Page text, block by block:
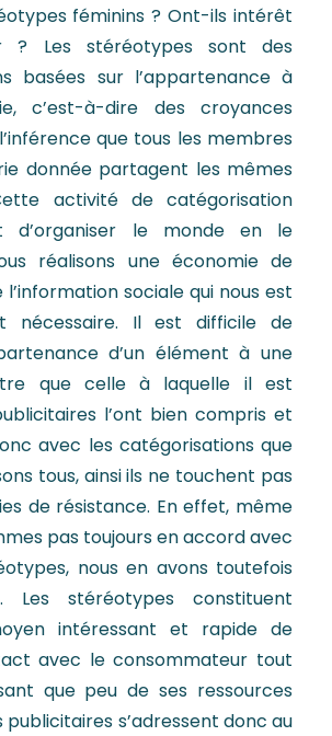
féminins ? Ont-ils intérêt
? Les stéréotypes sont des
basées sur l’appartenance à
c’est-à-dire des croyances
que tous les membres
donnée partagent les mêmes
activité de catégorisation
d’organiser le monde en le
réalisons une économie de
sociale qui nous est
nécessaire. Il est difficile de
d’un élément à une
que celle à laquelle il est
l’ont bien compris et
avec les catégorisations que
tous, ainsi ils ne touchent pas
de résistance. En effet, même
pas toujours en accord avec
nous en avons toutefois
Les stéréotypes constituent
intéressant et rapide de
avec le consommateur tout
que peu de ses ressources
publicitaires s’adressent donc au